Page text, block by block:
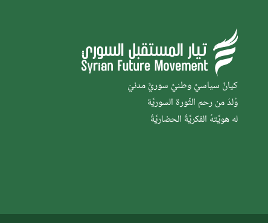
كيانٌ سياسيٌّ وطنيٌّ سوريٌّ مدنيّ
وُلدَ من رحم الثَّورة السوريَّة
له هويَّتهُ الفكريَّةُ الحضاريَّةُ